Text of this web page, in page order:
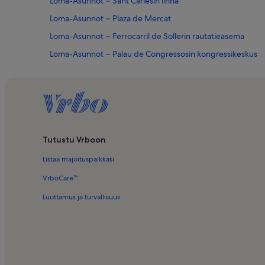
Loma-Asunnot − Plaza de Mercat
Loma-Asunnot − Ferrocarril de Sollerin rautatieasema
Loma-Asunnot − Palau de Congressosin kongressikeskus
Loma-Asunnot − El Jonquet
Loma-Asunnot − Bellverin linna
Loma-Asunnot − Baleaarit
Loma-Asunnot − Can Forteza Rey
Loma-Asunnot − El Molinar
Loma-Asunnot − La Bonanova
Tutustu Vrboon
Listaa majoituspaikkasi
VrboCare™
Luottamus ja turvallisuus